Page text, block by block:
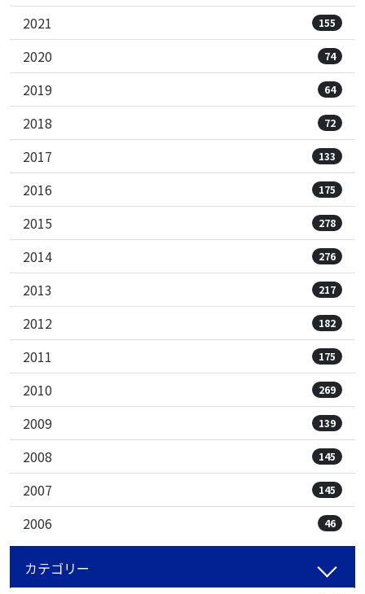
2021 155
2020 74
2019 64
2018 72
2017 133
2016 175
2015 278
2014 276
2013 217
2012 182
2011 175
2010 269
2009 139
2008 145
2007 145
2006 46
カテゴリー